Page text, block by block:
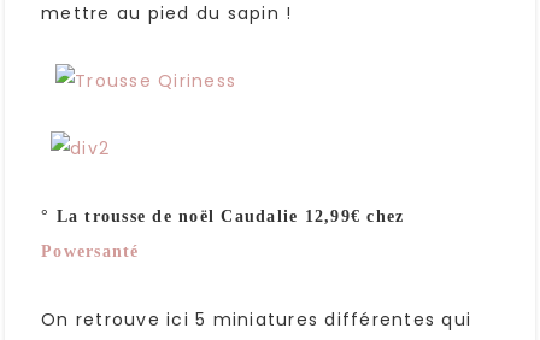
mettre au pied du sapin !
° La trousse de noël Caudalie 12,99€ chez
Powersanté
On retrouve ici 5 miniatures différentes qui